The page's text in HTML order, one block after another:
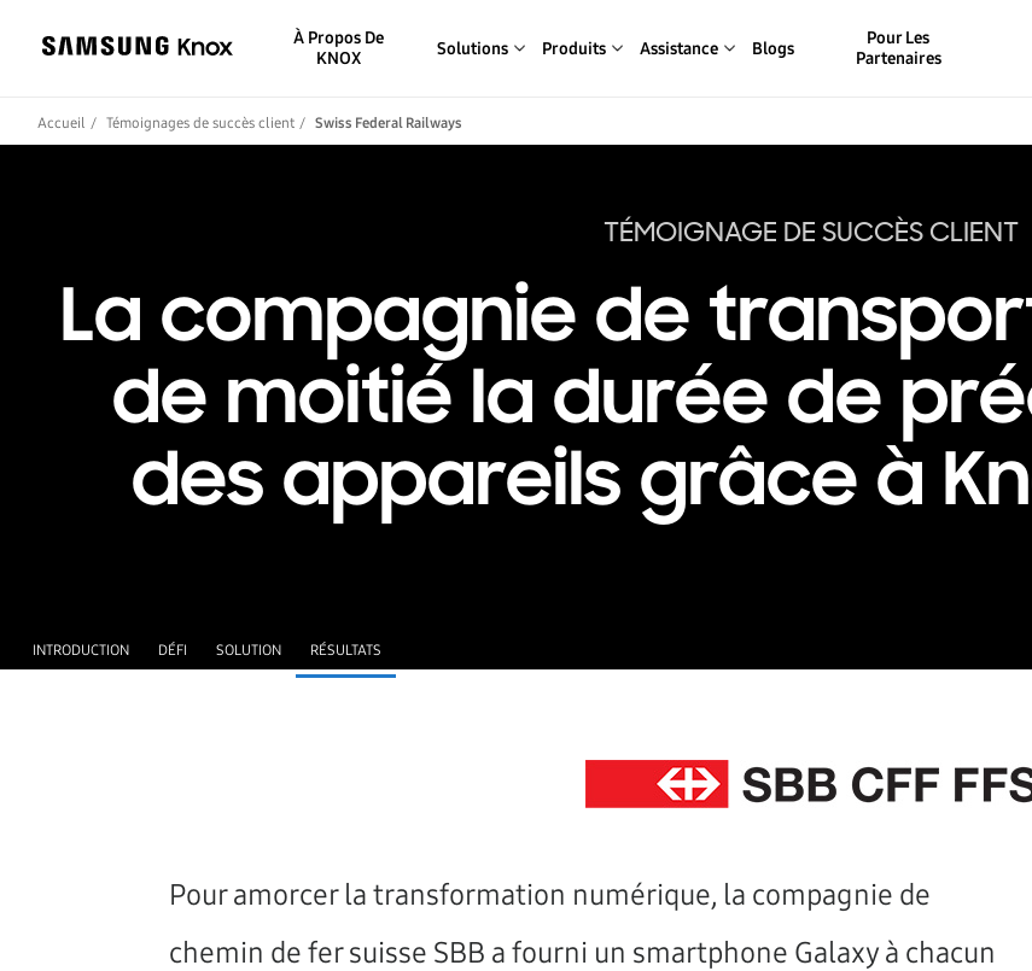
À Propos De
KNOX
Solutions Produits Assistance Blogs
Pour Les
Partenaires
Accueil Témoignages de succès client Swiss Federal Railways
TÉMOIGNAGE DE SUCCÈS CLIENT
La compagnie de
de moitié la durée de
des appareils grâce à
INTRODUCTION DÉFI SOLUTION RÉSULTATS
Pour amorcer la transformation numérique, la compagnie de
chemin de fer suisse SBB a fourni un smartphone Galaxy à chacun